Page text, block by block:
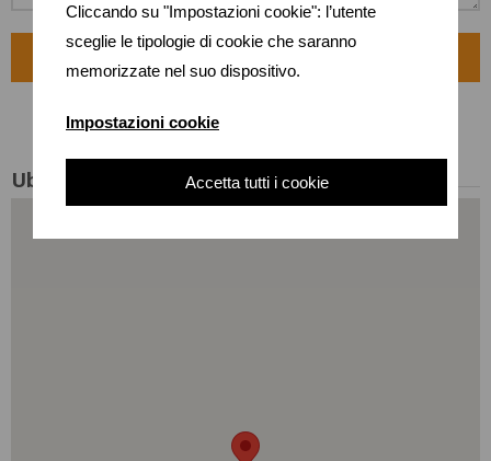
Cliccando su "Impostazioni cookie": l’utente
sceglie le tipologie di cookie che saranno
memorizzate nel suo dispositivo.
Impostazioni cookie
Accetta tutti i cookie
Ubicación